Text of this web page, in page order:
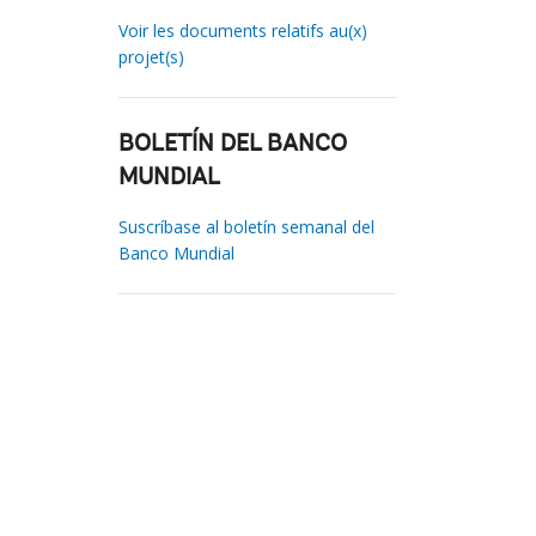
Voir les documents relatifs au(x)
projet(s)
BOLETÍN DEL BANCO
MUNDIAL
Suscríbase al boletín semanal del
Banco Mundial